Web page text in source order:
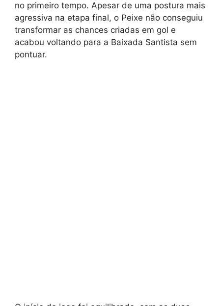
no primeiro tempo. Apesar de uma postura mais
agressiva na etapa final, o Peixe não conseguiu
transformar as chances criadas em gol e
acabou voltando para a Baixada Santista sem
pontuar.